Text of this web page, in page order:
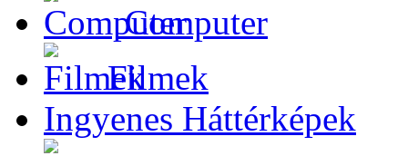
Computer
Filmek
Ingyenes Háttérképek